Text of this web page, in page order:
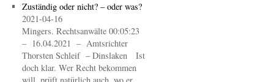
Zuständig oder nicht? – oder was?
2021-04-16
Mingers. Rechtsanwälte 00:05:23
– 16.04.2021 – Amtsrichter
Thorsten Schleif – Dinslaken Ist
doch klar. Wer Recht bekommen